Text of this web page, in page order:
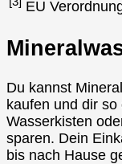
EU
Du kannst
kaufen und dir
Wasserkisten
sparen. Dein
bis nach Hause